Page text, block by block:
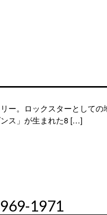
ー。ロックスターとして
ス」が生まれた8 […]
1971